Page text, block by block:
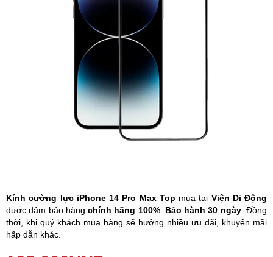
1800.6729(miễn phí)
(Giờ làm việc: 08h00 - 21h00)
Kính cường lực iPhone 14 Pro Max Top mua tại Viện Di Động
được đảm bảo hàngchính hãng 100%. Bảo hành 30 ngày. Đồng
thời, khi quý khách mua hàng sẽ hưởng nhiều ưu đãi, khuyến mãi
hấp dẫn khác.